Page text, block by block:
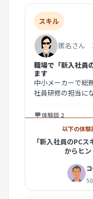
スキル
職場で「新入社員
ます
中小メーカーで総
社員研修の担当に
匿名さん
体験談 2
以下の体験
「新入社員のPC
からヒン